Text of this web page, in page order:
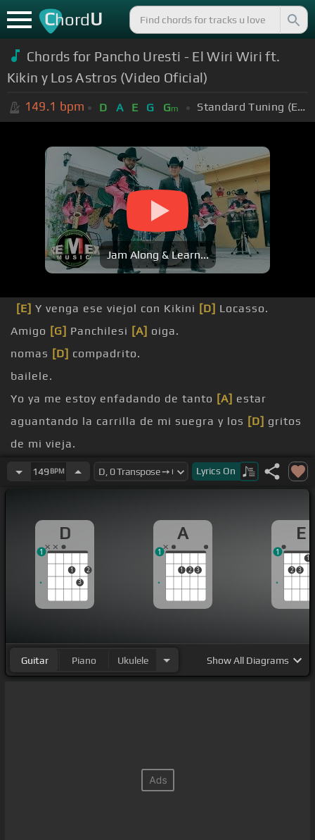
ChordU
Chords for Pancho Uresti - El Wiri Wiri ft.
Kikin y Los Astros (Video Oficial)
149.1 bpm D A E G Gm Standard Tuning (EADGBE)
Jam Along & Learn...
[E] Y venga ese viejol con Kikini [D] Locasso.
Amigo [G] Panchilesi [A] oiga.
nomas [D] compadrito.
bailele.
Yo ya me estoy enfadando de tanto [A] estar
aguantando la carrilla de mi suegra y los [D] gritos
de mi vieja.
enfadando de tanto estar
[A]
aguantando la
de mi vieja.
ya, porque ya se
acabó el dinero.
149 BPM Lyrics On
D
1
3
2
1
A
1 2 3
1
E
2 3
1
1
Guitar Piano Ukulele ShowAll Diagrams